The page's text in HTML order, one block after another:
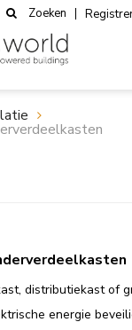
Zoeken
distributiekast of
energie